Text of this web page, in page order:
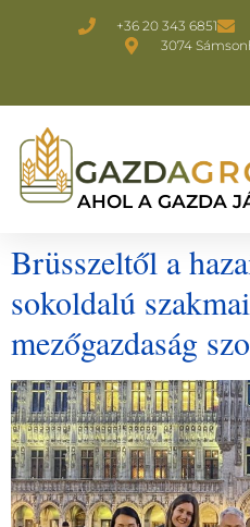
+36 20 343 6851
3074
AHOL A GAZDA
Brüsszeltől a
sokoldalú
mezőgazdaság